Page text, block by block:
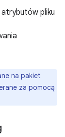
pliku
na pakiet
za pomocą